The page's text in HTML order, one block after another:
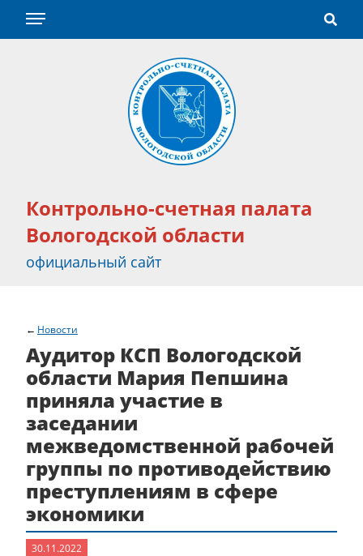
Контрольно-счетная палата
Вологодской области
официальный сайт
Новости
Аудитор КСП Вологодской
области Мария Пепшина
приняла участие в
заседании
межведомственной рабочей
группы по противодействию
преступлениям в сфере
экономики
30.11.2022